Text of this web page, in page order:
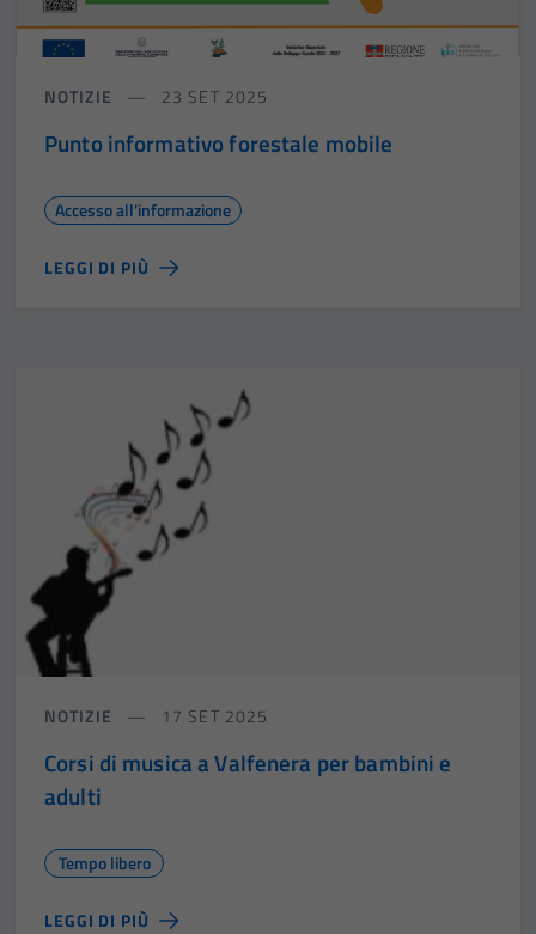
NOTIZIE 23 SET 2025
Punto informativo forestale mobile
Accesso all'informazione
LEGGI DI PIÙ
NOTIZIE 17 SET 2025
Corsi di musica a Valfenera per bambini e
adulti
Tempo libero
LEGGI DI PIÙ